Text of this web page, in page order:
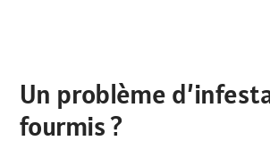
Un problème
fourmis ?